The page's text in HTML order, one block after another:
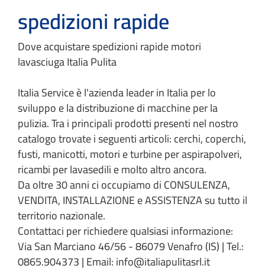
spedizioni rapide
Dove acquistare spedizioni rapide motori
lavasciuga Italia Pulita
Italia Service è l'azienda leader in Italia per lo
sviluppo e la distribuzione di macchine per la
pulizia. Tra i principali prodotti presenti nel nostro
catalogo trovate i seguenti articoli: cerchi, coperchi,
fusti, manicotti, motori e turbine per aspirapolveri,
ricambi per lavasedili e molto altro ancora.
Da oltre 30 anni ci occupiamo di CONSULENZA,
VENDITA, INSTALLAZIONE e ASSISTENZA su tutto il
territorio nazionale.
Contattaci per richiedere qualsiasi informazione:
Via San Marciano 46/56 - 86079 Venafro (IS) | Tel.:
0865.904373 | Email: info@italiapulitasrl.it